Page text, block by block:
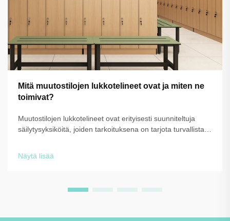
Mitä muutostilojen lukkotelineet ovat ja miten ne
toimivat?
Muutostilojen lukkotelineet ovat erityisesti suunniteltuja
säilytysyksiköitä, joiden tarkoituksena on tarjota turvallista,
vaatteitaan tai säilyttämään tavaroitaan tilapäisesti. Nämä
Näytä lisää